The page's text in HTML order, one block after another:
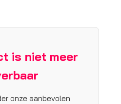
is niet meer
onze aanbevolen